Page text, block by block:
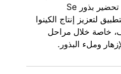
النتائج إلى استخدام تحضير بذور Se
لتعزيز إنتاج الكينوا
خاصة خلال مراحل
وملء البذور.